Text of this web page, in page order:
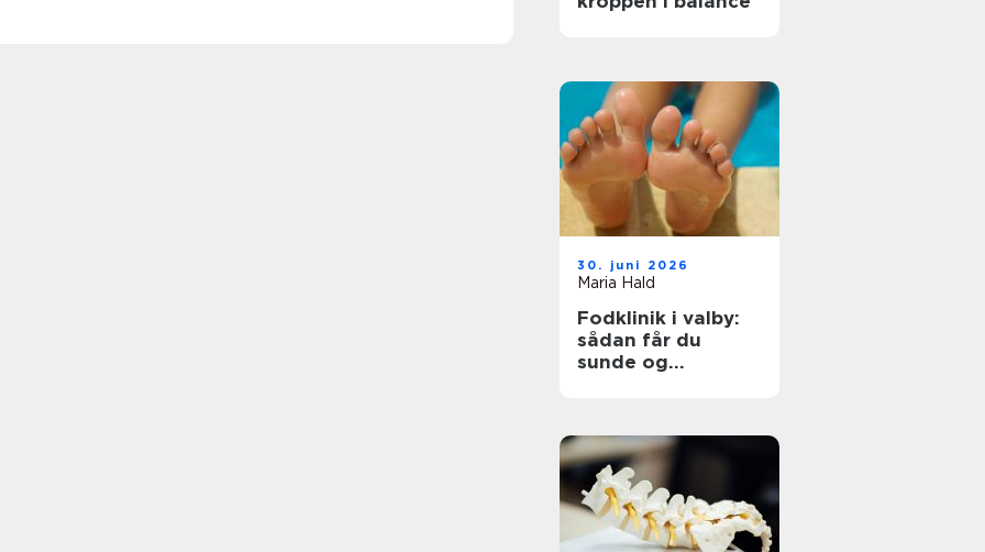
30. juni 2026
Maria Hald
Fodklinik i valby:
sådan får du
sunde og